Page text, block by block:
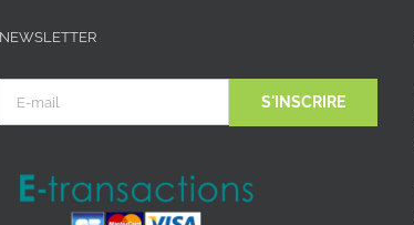
NEWSLETTER